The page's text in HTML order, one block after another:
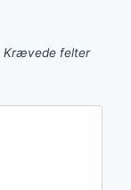
Krævede felter